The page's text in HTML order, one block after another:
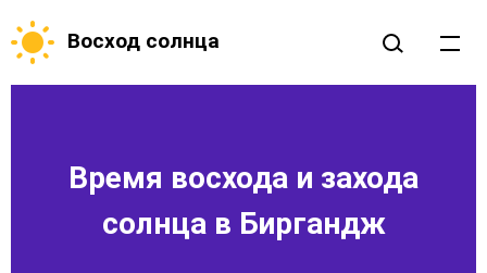
Восход солнца
Время восхода и захода
солнца в Биргандж